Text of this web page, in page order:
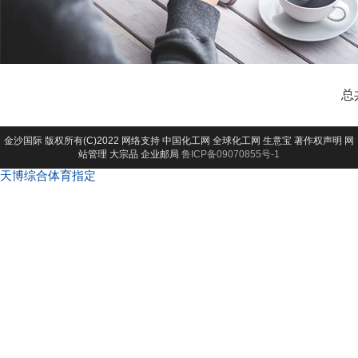
总
金沙国际 版权所有(C)2022 网络支持 中国化工网 全球化工网 生意宝 著作权声明 网
站管理 大宗品 企业邮局 鲁ICP备09070855号-1
天博综合体育指定